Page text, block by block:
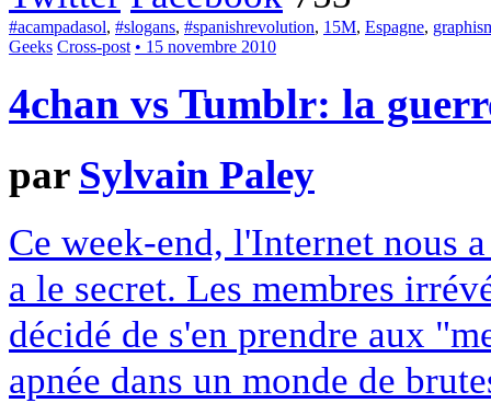
#acampadasol, #slogans, #spanishrevolution, 15M, Espagne,
Geeks Cross-post • 15 novembre 2010
4chan vs Tumblr: la
par Sylvain Paley
Ce week-end, l'Internet nous
a le secret. Les membres
décidé de s'en prendre aux
apnée dans un monde de